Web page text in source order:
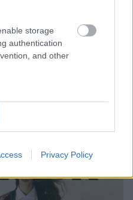
storage
authentication
and other
Privacy Policy
hercegnő 3.
össze Emily
csillagot kapott a